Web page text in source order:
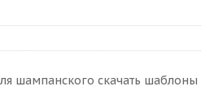
шампанского скачать шаблоны